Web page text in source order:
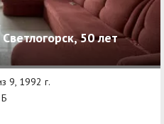
50 лет
9, 1992 г.